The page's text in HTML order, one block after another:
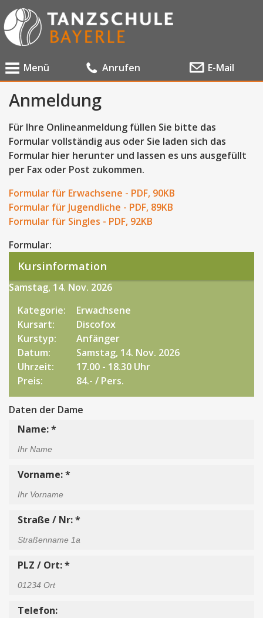
Menü Anrufen E-Mail
Anmeldung
Für Ihre Onlineanmeldung füllen Sie bitte das
Formular vollständig aus oder Sie laden sich das
Formular hier herunter und lassen es uns ausgefüllt
per Fax oder Post zukommen.
Formular für Erwachsene - PDF, 90KB
Formular für Jugendliche - PDF, 89KB
Formular für Singles - PDF, 92KB
Formular:
Kursinformation
Samstag, 14. Nov. 2026
Kategorie:
Erwachsene
Kursart:
Discofox
Kurstyp:
Anfänger
Datum:
Samstag, 14. Nov. 2026
Uhrzeit:
17.00 - 18.30 Uhr
Preis:
84.- / Pers.
Daten der Dame
Name: *
Vorname: *
Straße / Nr: *
PLZ / Ort: *
Telefon: